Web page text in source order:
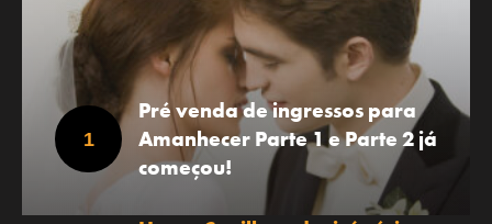
Pré venda de ingressos para
Amanhecer Parte 1 e Parte 2 já
começou!